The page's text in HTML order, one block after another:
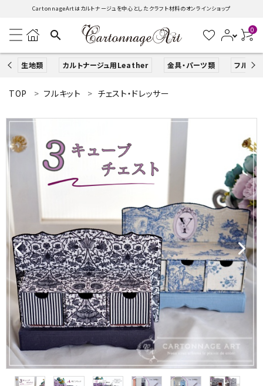
CartonnageArtはカルトナージュを中心としたクラフト材料のオンラインショップ
search 0
生地類 カルトナージュ用Leather 金具・パーツ類 フルキッ
search
ACCOUNT MENU
ようこそ ゲスト 様
ログイン 新規会員登録
カルトナージュLeather用
金具・パーツ類
フルキット
Jolipapier
デコレーション材料
TOP フルキット チェスト・ドレッサー